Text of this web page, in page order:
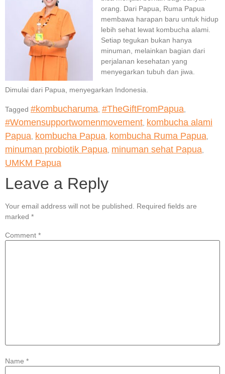
orang. Dari Papua, Ruma Papua
membawa harapan baru untuk hidup
lebih sehat lewat kombucha alami.
Setiap tegukan bukan hanya
minuman, melainkan bagian dari
perjalanan kesehatan yang
menyegarkan tubuh dan jiwa.
Dimulai dari Papua, menyegarkan Indonesia.
Tagged #kombucharuma, #TheGiftFromPapua,
#Womensupportwomenmovement, kombucha alami
Papua, kombucha Papua, kombucha Ruma Papua,
minuman probiotik Papua, minuman sehat Papua,
UMKM Papua
Leave a Reply
Your email address will not be published. Required fields are
marked *
Comment *
Name *